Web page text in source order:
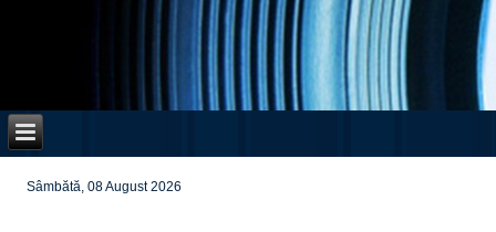
Sâmbătă, 08 August 2026